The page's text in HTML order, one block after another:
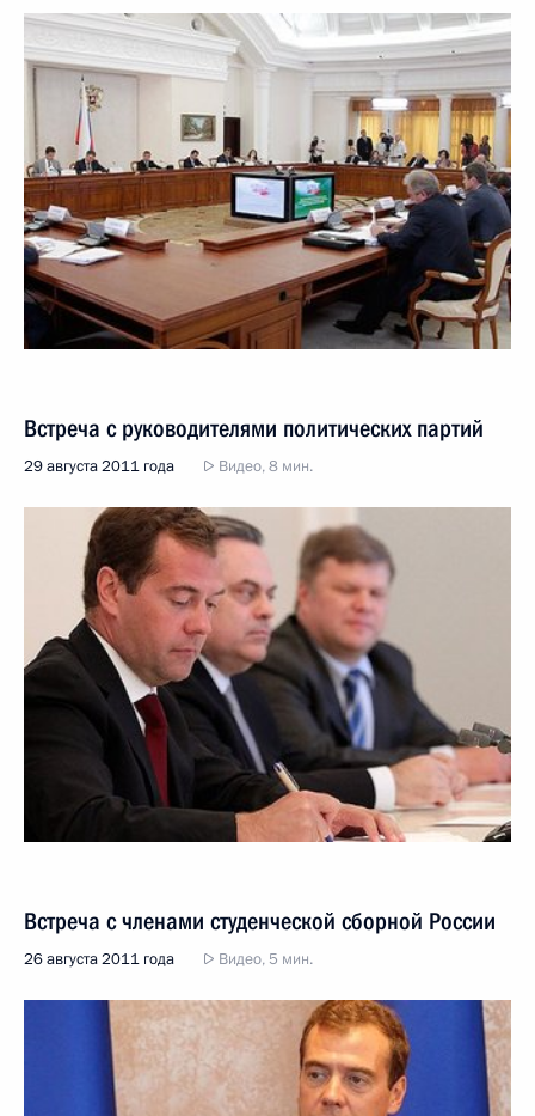
Встреча с руководителями политических партий
29 августа 2011 года Видео, 8 мин.
Встреча с членами студенческой сборной России
26 августа 2011 года Видео, 5 мин.